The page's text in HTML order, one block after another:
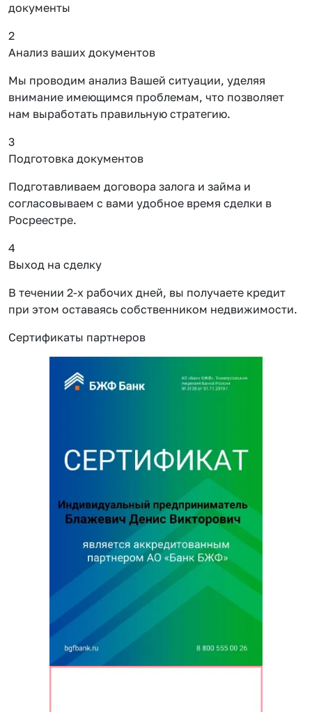
документы
2
Анализ ваших документов
Мы проводим анализ Вашей ситуации, уделяя
внимание имеющимся проблемам, что позволяет
нам выработать правильную стратегию.
3
Подготовка документов
Подготавливаем договора залога и займа и
согласовываем с вами удобное время сделки в
Росреестре.
4
Выход на сделку
В течении 2-х рабочих дней, вы получаете кредит
при этом оставаясь собственником недвижимости.
Сертификаты партнеров